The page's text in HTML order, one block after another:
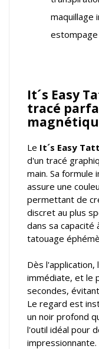
maquillage
It´s Easy
tracé
Le It´s Easy
d'un tracé
main. Sa formule
assure une
permettant de
discret au plus
dans sa capacité
tatouage
Dès
immédiate, et le
secondes,
Le regard est
un noir profond
l'outil idéal pour
impressionnante.